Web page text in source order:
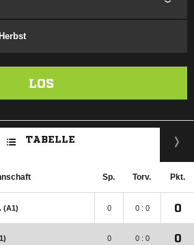
LOS
TABELLE
Sp. Torv. Pkt.
(A1) 0 0 : 0 0
0 0 : 0 0